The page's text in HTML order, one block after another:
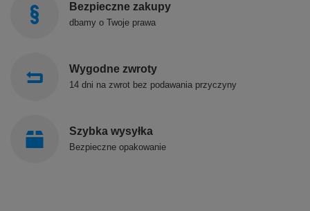
Bezpieczne zakupy
dbamy o Twoje prawa
Wygodne zwroty
14 dni na zwrot bez podawania przyczyny
Szybka wysyłka
Bezpieczne opakowanie